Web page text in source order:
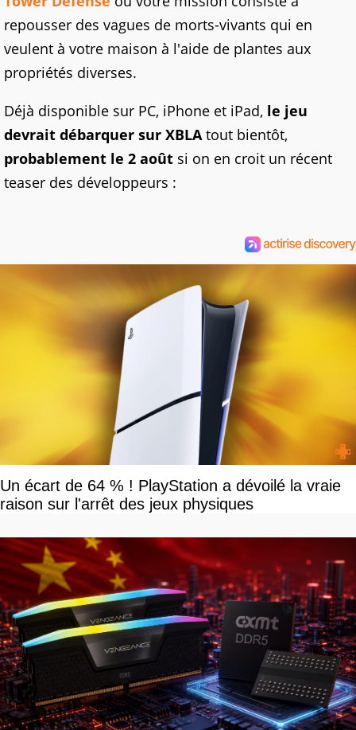
repousser des vagues de morts-vivants qui en
veulent à votre maison à l'aide de plantes aux
propriétés diverses.
Déjà disponible sur PC, iPhone et iPad, le jeu
devrait débarquer sur XBLA tout bientôt,
probablement le 2 août si on en croit un récent
teaser des développeurs :
Un écart de 64 % ! PlayStation a dévoilé la vraie
raison sur l'arrêt des jeux physiques